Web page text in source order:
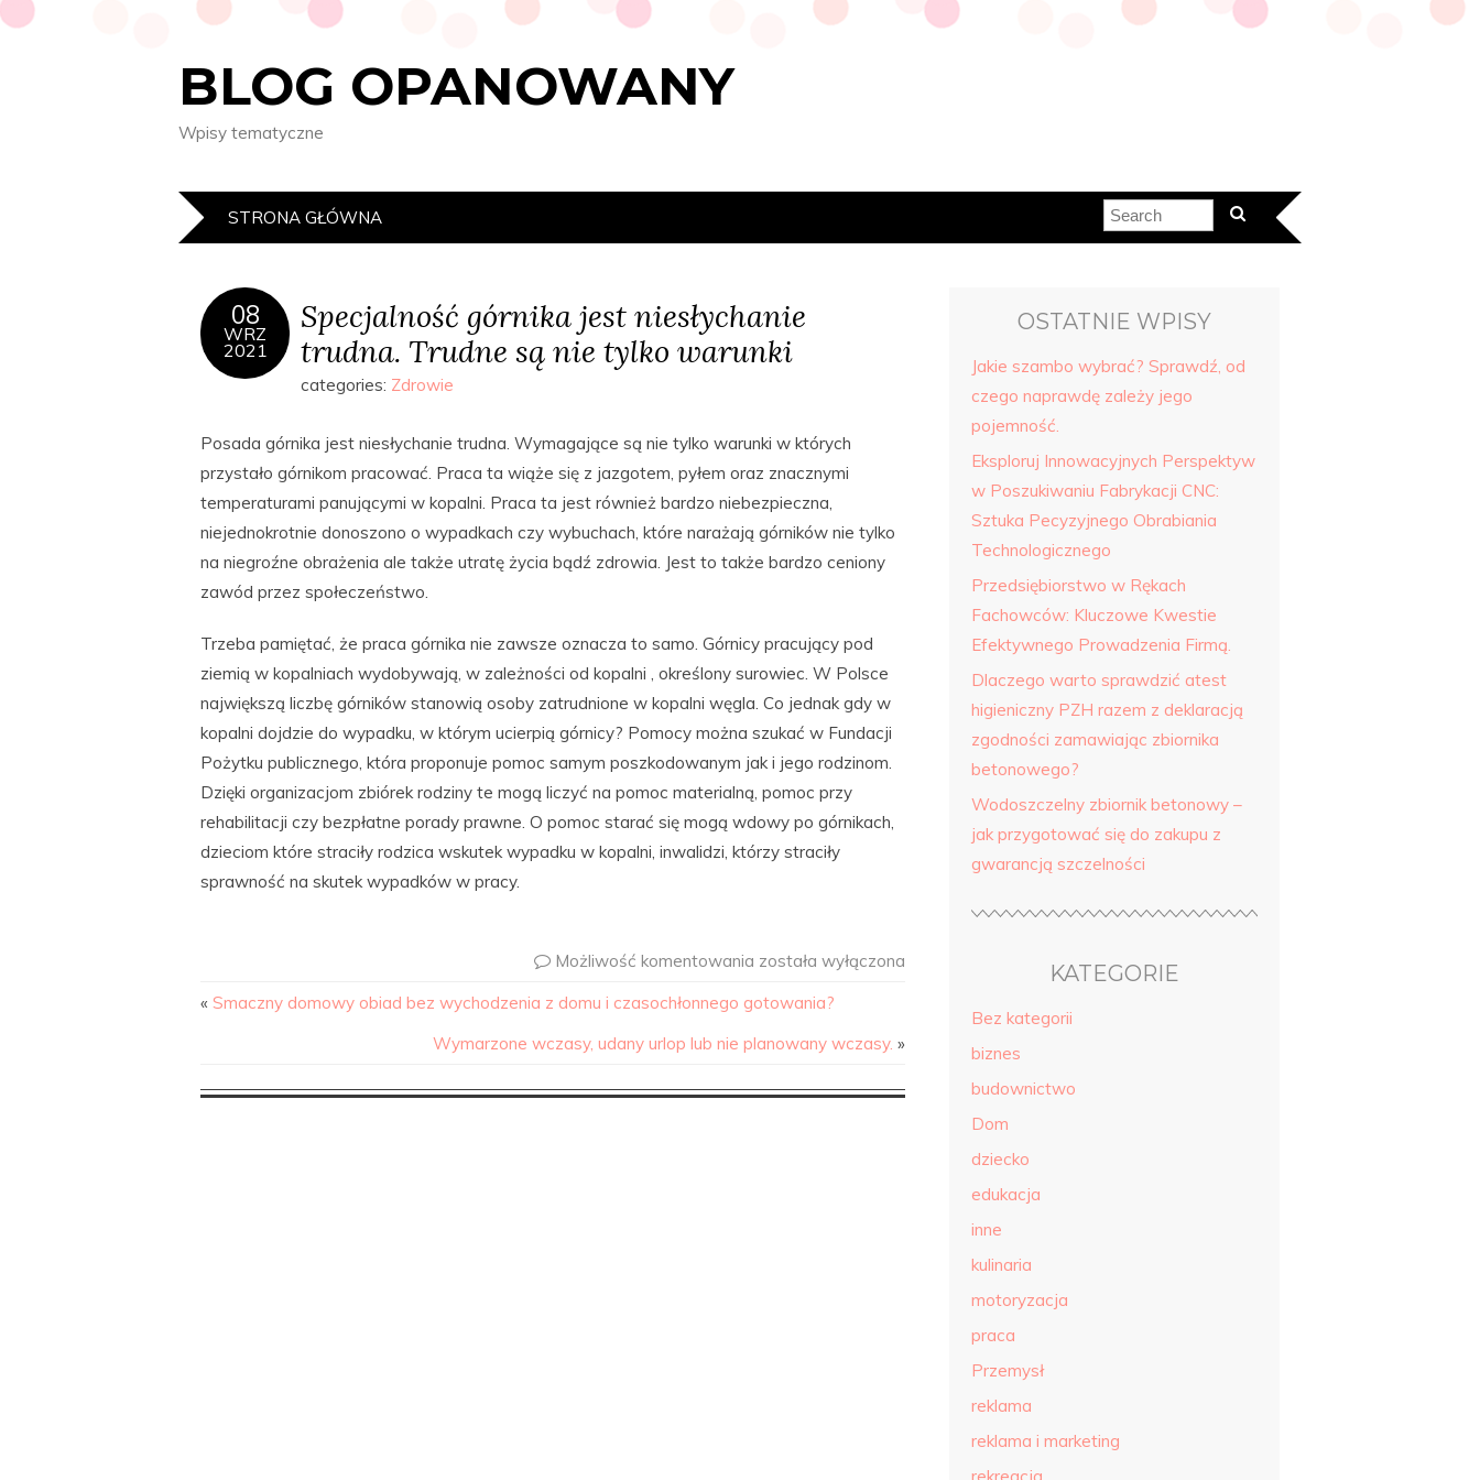
BLOG OPANOWANY
Wpisy tematyczne
STRONA GŁÓWNA
08
WRZ
2021
Specjalność górnika jest niesłychanie
trudna. Trudne są nie tylko warunki
categories: Zdrowie
Posada górnika jest niesłychanie trudna. Wymagające są nie tylko warunki w których
przystało górnikom pracować. Praca ta wiąże się z jazgotem, pyłem oraz znacznymi
temperaturami panującymi w kopalni. Praca ta jest również bardzo niebezpieczna,
niejednokrotnie donoszono o wypadkach czy wybuchach, które narażają górników nie tylko
na niegroźne obrażenia ale także utratę życia bądź zdrowia. Jest to także bardzo ceniony
zawód przez społeczeństwo.
Trzeba pamiętać, że praca górnika nie zawsze oznacza to samo. Górnicy pracujący pod
ziemią w kopalniach wydobywają, w zależności od kopalni , określony surowiec. W Polsce
największą liczbę górników stanowią osoby zatrudnione w kopalni węgla. Co jednak gdy w
kopalni dojdzie do wypadku, w którym ucierpią górnicy? Pomocy można szukać w Fundacji
Pożytku publicznego, która proponuje pomoc samym poszkodowanym jak i jego rodzinom.
Dzięki organizacjom zbiórek rodziny te mogą liczyć na pomoc materialną, pomoc przy
rehabilitacji czy bezpłatne porady prawne. O pomoc starać się mogą wdowy po górnikach,
dzieciom które straciły rodzica wskutek wypadku w kopalni, inwalidzi, którzy straciły
sprawność na skutek wypadków w pracy.
Możliwość komentowania została wyłączona
« Smaczny domowy obiad bez wychodzenia z domu i czasochłonnego gotowania?
Wymarzone wczasy, udany urlop lub nie planowany wczasy. »
OSTATNIE WPISY
Jakie szambo wybrać? Sprawdź, od
czego naprawdę zależy jego
pojemność.
Eksploruj Innowacyjnych Perspektyw
w Poszukiwaniu Fabrykacji CNC:
Sztuka Pecyzyjnego Obrabiania
Technologicznego
Przedsiębiorstwo w Rękach
Fachowców: Kluczowe Kwestie
Efektywnego Prowadzenia Firmą.
Dlaczego warto sprawdzić atest
higieniczny PZH razem z deklaracją
zgodności zamawiając zbiornika
betonowego?
Wodoszczelny zbiornik betonowy –
jak przygotować się do zakupu z
gwarancją szczelności
KATEGORIE
Bez kategorii
biznes
budownictwo
Dom
dziecko
edukacja
inne
kulinaria
motoryzacja
praca
Przemysł
reklama
reklama i marketing